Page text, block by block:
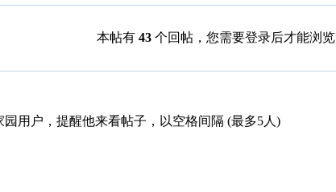
本帖有 43个回帖，您需要登录后才能浏览
园用户，提醒他来看帖子，以空格间隔 (最多5人)